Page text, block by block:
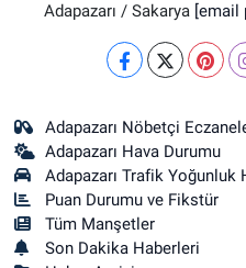
Adapazarı / Sakarya [email
Adapazarı Nöbetçi
Adapazarı Hava Durumu
Adapazarı Trafik Yoğunluk
Puan Durumu ve Fikstür
Tüm Manşetler
Son Dakika Haberleri